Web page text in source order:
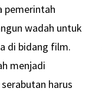
pemerintah
wadah untuk
di bidang film.
menjadi
harus